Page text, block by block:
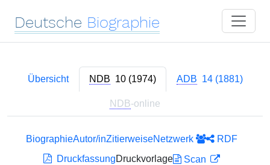
Deutsche Biographie
Übersicht NDB 10 (1974) ADB 14 (1881)
NDB-online
BiographieAutor/inZitierweiseNetzwerk
RDF
DruckfassungDruckvorlage
Scan